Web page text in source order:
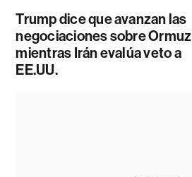
Trump dice que avanzan las
negociaciones sobre Ormuz
mientras Irán evalúa veto a
EE.UU.